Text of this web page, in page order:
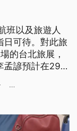
班以及旅遊人
日可待。對此旅
的台北旅展，
諺預計在29日
...